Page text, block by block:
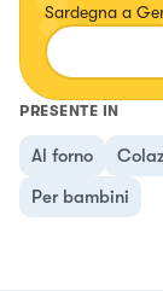
Sardegna a
PRESENTE IN
Al forno
Per bambini